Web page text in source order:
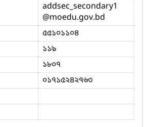
addsec_secondary1
@moedu.gov.bd
৫৫১০১১০৪
১১৯
১৮০৭
০১৭১৫২৪২৭৬৩